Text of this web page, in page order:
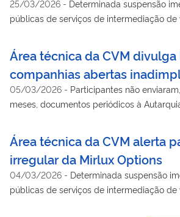
25/03/2026 - Determinada suspensão
públicas de serviços de intermediação
Área técnica da CVM
companhias abertas
05/03/2026 - Participantes não
meses, documentos periódicos à
Área técnica da CVM alerta
irregular da Mirlux Options
04/03/2026 - Determinada suspensão
públicas de serviços de intermediação